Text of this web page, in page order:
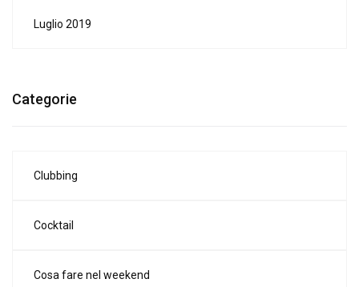
Luglio 2019
Categorie
Clubbing
Cocktail
Cosa fare nel weekend